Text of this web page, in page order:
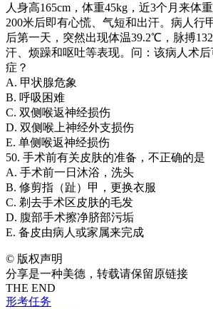
人身高165cm，体重45kg，近3个月来体
200米后即有心慌、气短和出汗。病人行
后第一天，突然出现体温39.2℃，脉搏
汗、烦躁和呕吐等表现。问：该病人术
症？
A. 甲状腺危象
B. 呼吸困难
C. 双侧喉返神经损伤
D. 双侧喉上神经外支损伤
E. 单侧喉返神经损伤
50. 手术前有关皮肤的准备，不正确的是
A. 手术前一日沐浴，洗头
B. 修剪指（趾）甲，更换衣服
C. 剃去手术区皮肤的毛发
D. 腹部手术擦净脐部污垢
E. 备皮由病人或家属来完成
© 版权声明
分享是一种美德，转载请保留原链接
THE END
形考任务